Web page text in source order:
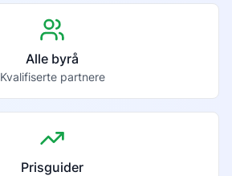
Alle byrå
Kvalifiserte partnere
Prisguider